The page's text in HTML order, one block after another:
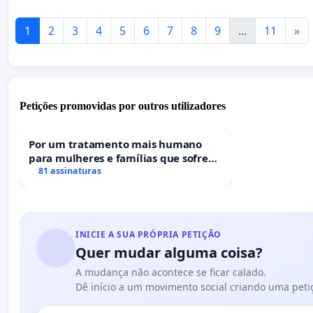
1 2 3 4 5 6 7 8 9 ... 11 »
Petições promovidas por outros utilizadores
Por um tratamento mais humano
para mulheres e famílias que sofrem
uma perda gestacional nos hospitais
81 assinaturas
INICIE A SUA PRÓPRIA PETIÇÃO
Quer mudar alguma coisa?
A mudança não acontece se ficar calado.
Dê início a um movimento social criando uma